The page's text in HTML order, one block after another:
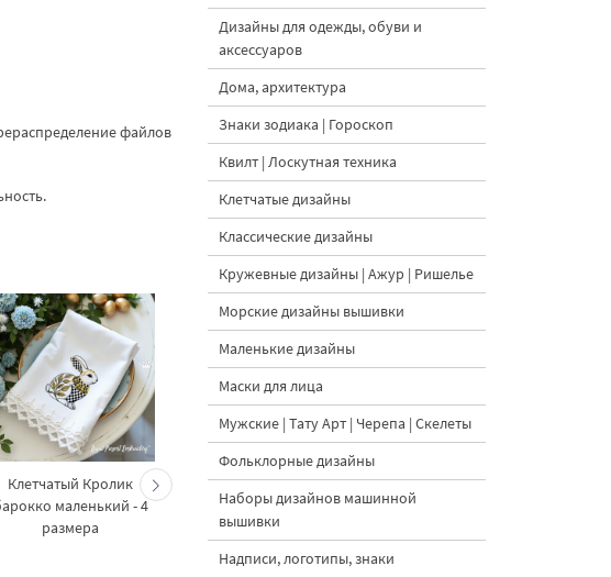
файлов
Клетчатый Кролик
маленький - 4
размера
Кролик Клетчатый
барокко - 4 размера
Синее яйцо в стиле
Дизайны для одежды, обуви и
аксессуаров
Дома, архитектура
Знаки зодиака | Гороскоп
Квилт | Лоскутная техника
Клетчатые дизайны
Классические дизайны
Кружевные дизайны | Ажур | Ришелье
Морские дизайны вышивки
Маленькие дизайны
Маски для лица
Мужские | Тату Арт | Черепа | Скелеты
Фольклорные дизайны
Наборы дизайнов машинной
вышивки
Надписи, логотипы, знаки